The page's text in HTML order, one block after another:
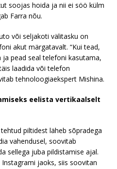
soojas hoida ja nii ei söö külm
Farra nõu.
või seljakoti välitasku on
akut märgatavalt. “Kui tead,
pead seal telefoni kasutama,
laadida või telefon
tehnoloogiaekspert Mishina.
eelista vertikaalselt
piltidest läheb sõpradega
vahendusel, soovitab
sellega juba pildistamise ajal.
jaoks, siis soovitan